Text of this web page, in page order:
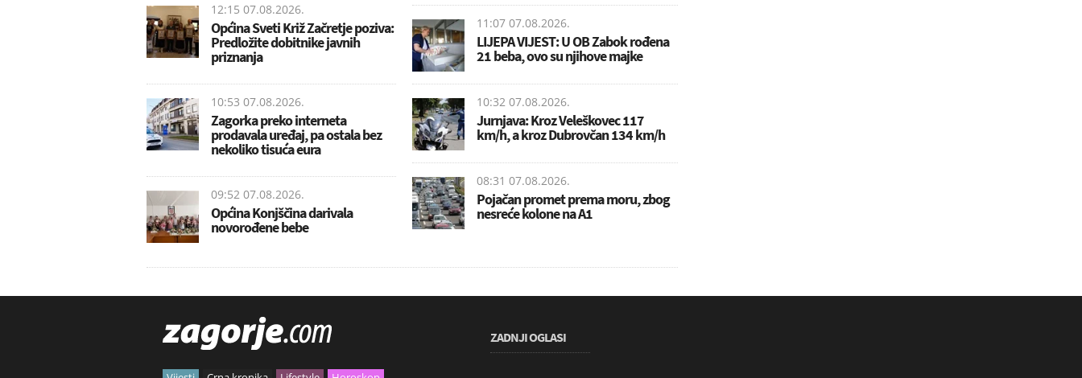
12:15 07.08.2026.
Općina Sveti Križ Začretje poziva:
Predložite dobitnike javnih
priznanja
10:53 07.08.2026.
Zagorka preko interneta
prodavala uređaj, pa ostala bez
nekoliko tisuća eura
09:52 07.08.2026.
Općina Konjščina darivala
novorođene bebe
11:07 07.08.2026.
LIJEPA VIJEST: U OB Zabok rođena
21 beba, ovo su njihove majke
10:32 07.08.2026.
Jurnjava: Kroz Veleškovec 117
km/h, a kroz Dubrovčan 134 km/h
08:31 07.08.2026.
Pojačan promet prema moru, zbog
nesreće kolone na A1
ZADNJI OGLASI